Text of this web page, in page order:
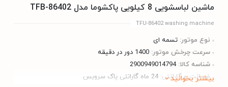
ماشین لباسشویی 8 کیلویی پاکشوما مدل TFB-86402
TFU-86402 washing machine
نوع موتور: تسمه ای
سرعت چرخش موتور: 1400 دور در دقیقه
شناسه کالا: 2900949014794
ضمانت و گارانتی: 24 ماه گارانتی پاک سرویس بیشتر بخوانید